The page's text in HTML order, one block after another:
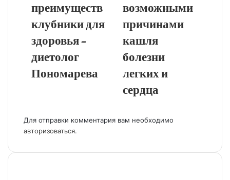
преимуществ
клубники для
здоровья -
диетолог
Пономарева
возможными
причинами
кашля
болезни
легких и
сердца
Для отправки комментария вам необходимо
авторизоваться.